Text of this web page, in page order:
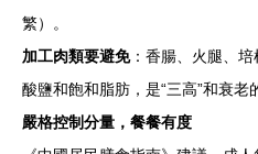
繁）。
加工肉類要避免：香腸、火腿、
酸鹽和飽和脂肪，是“三高”和衰老
嚴格控制分量，餐餐有度